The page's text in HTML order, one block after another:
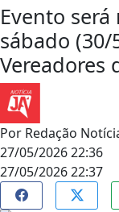
Evento
sábado (30/
Vereadores
Por Redação
27/05/2026 22:36
27/05/2026 22:37